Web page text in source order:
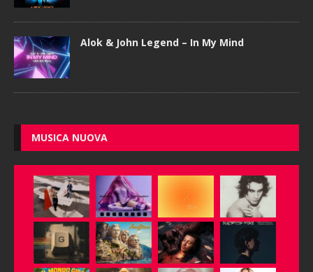
Alok & John Legend – In My Mind
MUSICA NUOVA